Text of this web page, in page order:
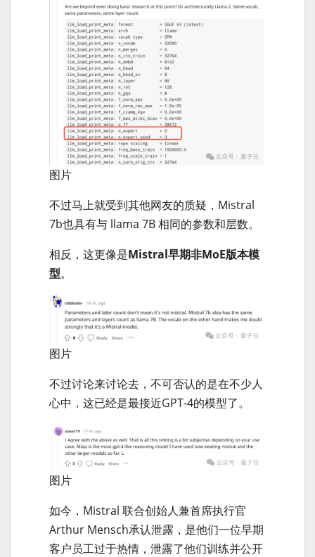
图片
不过马上就受到其他网友的质疑，Mistral
7b也具有与 llama 7B 相同的参数和层数。
相反，这更像是Mistral早期非MoE版本模
型。
图片
不过讨论来讨论去，不可否认的是在不少人
心中，这已经是最接近GPT-4的模型了。
图片
如今，Mistral 联合创始人兼首席执行官
Arthur Mensch承认泄露，是他们一位早期
客户员工过于热情，泄露了他们训练并公开